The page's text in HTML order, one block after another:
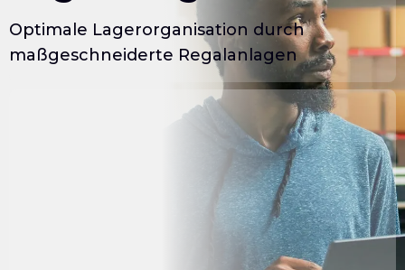
Optimale Lagerorganisation durch
maßgeschneiderte Regalanlagen